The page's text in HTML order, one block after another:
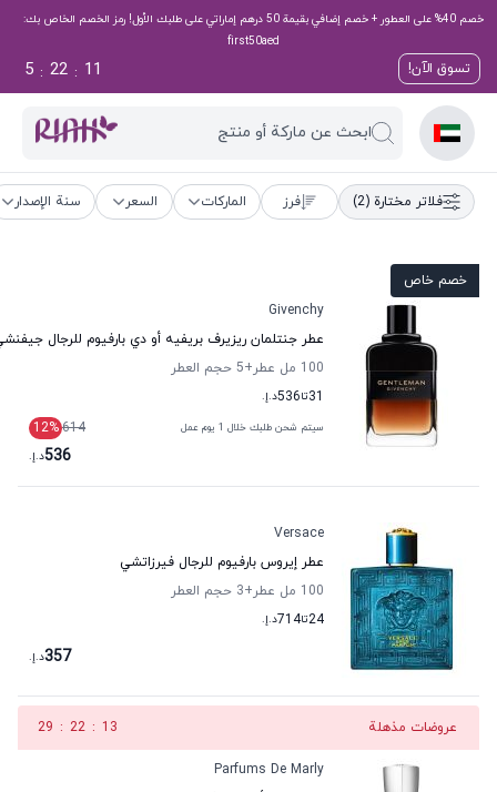
خصم 40% على العطور + خصم إضافي بقيمة 50 درهم إماراتي على طلبك الأول! رمز الخصم الخاص بك:
first50aed
تسوق الآن! 10
:
22
:
5
ابحث عن ماركة أو منتج
فلاتر مختارة (2) فرز الماركات السعر سنة الإصدار
خصم خاص
Givenchy
عطر جنتلمان ريزيرف بريفيه أو دي بارفيوم للرجال
100 مل عطر
+5
حجم العطر
31تا536د.إ.
سيتم شحن طلبك خلال 1 يوم عمل 614
12%
536د.إ.
Versace
عطر إيروس بارفيوم للرجال فيرزاتشي
100 مل عطر
+3
حجم العطر
24تا714د.إ.
357د.إ.
عروضات مذهلة 12
:
22
:
29
Parfums De Marly